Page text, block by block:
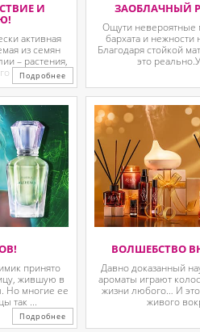
И
активная
из семян
– растения,
в ...Подробнее
ЗАОБЛАЧНЫЙ
Ощути невероятные
бархата и нежности
Благодаря стойкой
это
принято
жившую в
Но многие ее
так ...
Подробнее
ВОЛШЕБСТВО
Давно доказанный
ароматы играют
жизни любого… И это
живого